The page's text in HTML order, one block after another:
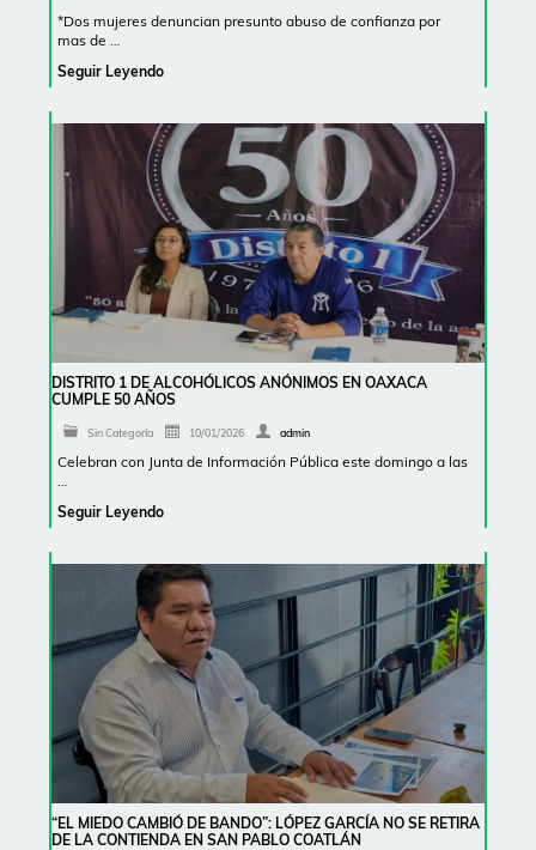
*Dos mujeres denuncian presunto abuso de confianza por
mas de …
Seguir Leyendo
DISTRITO 1 DE ALCOHÓLICOS ANÓNIMOS EN OAXACA
CUMPLE 50 AÑOS
Sin Categoría 10/01/2026 admin
Celebran con Junta de Información Pública este domingo a las
Seguir Leyendo
“EL MIEDO CAMBIÓ DE BANDO”: LÓPEZ GARCÍA NO SE RETIRA
DE LA CONTIENDA EN SAN PABLO COATLÁN